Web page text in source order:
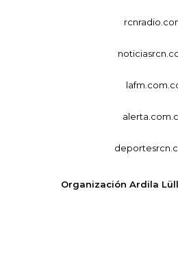
Organización Ardila